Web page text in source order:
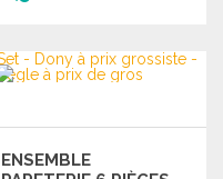
Demander un devis
ENSEMBLE